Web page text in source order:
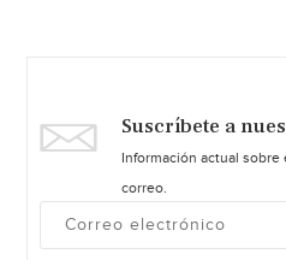
Suscríbete a
Información actual sobre
correo.